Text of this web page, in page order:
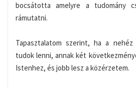
bocsátotta amelyre a tudomány
rámutatni.
Tapasztalatom szerint, ha a
tudok lenni, annak két
Istenhez, és jobb lesz a közérzetem.